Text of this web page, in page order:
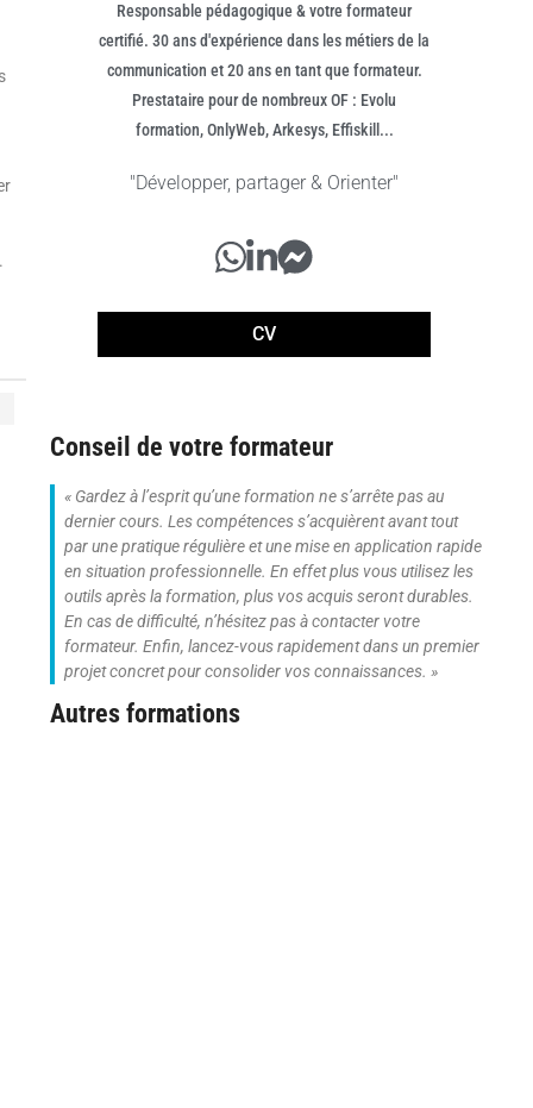
Responsable pédagogique & votre formateur
certifié. 30 ans d'expérience dans les métiers de la
communication et 20 ans en tant que formateur.
Prestataire pour de nombreux OF : Evolu
formation, OnlyWeb, Arkesys, Effiskill...
"Développer, partager & Orienter"
CV
Conseil de votre formateur
« Gardez à l’esprit qu’une formation ne s’arrête pas au
dernier cours. Les compétences s’acquièrent avant tout
par une pratique régulière et une mise en application rapide
en situation professionnelle. En effet plus vous utilisez les
outils après la formation, plus vos acquis seront durables.
En cas de difficulté, n’hésitez pas à contacter votre
formateur. Enfin, lancez-vous rapidement dans un premier
projet concret pour consolider vos connaissances. »
Autres formations